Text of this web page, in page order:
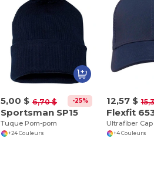
5,00 $ 6,70 $ -25%
Sportsman SP15
Tuque Pom-pom
+24 Couleurs
12,57 $
Flexfit
+4 Couleurs